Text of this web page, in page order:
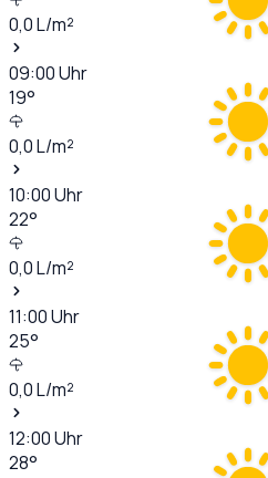
0,0L/m²
09:00Uhr
19°
0,0L/m²
10:00Uhr
22°
0,0L/m²
11:00Uhr
25°
0,0L/m²
12:00Uhr
28°